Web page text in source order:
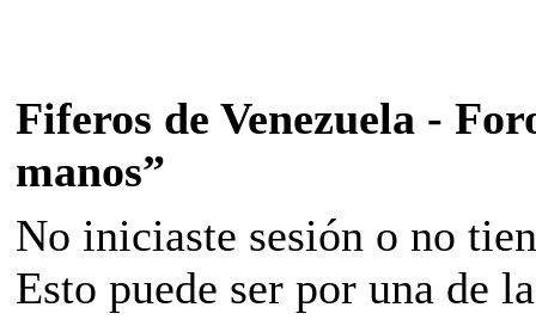
Fiferos de Venezuela -
manos”
No iniciaste sesión o no
Esto puede ser por una de